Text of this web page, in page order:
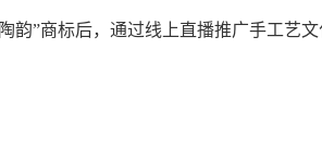
韵”商标后，通过线上直播推广手工艺